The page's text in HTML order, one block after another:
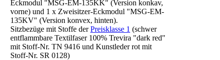
Eckmodul "MSG-EM-135KK" (Version konkav,
vorne) und 1 x Zweisitzer-Eckmodul "MSG-EM-
135KV" (Version konvex, hinten).
Sitzbezüge mit Stoffe derPreisklasse 1 (schwer
entflammbare Textilfaser 100% Trevira "dark red"
mit Stoff-Nr. TN 9416 und Kunstleder rot mit
Stoff-Nr. SR 0128)